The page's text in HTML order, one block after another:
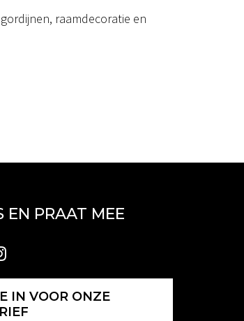
raamdecoratie en
EN PRAAT MEE
IN VOOR ONZE